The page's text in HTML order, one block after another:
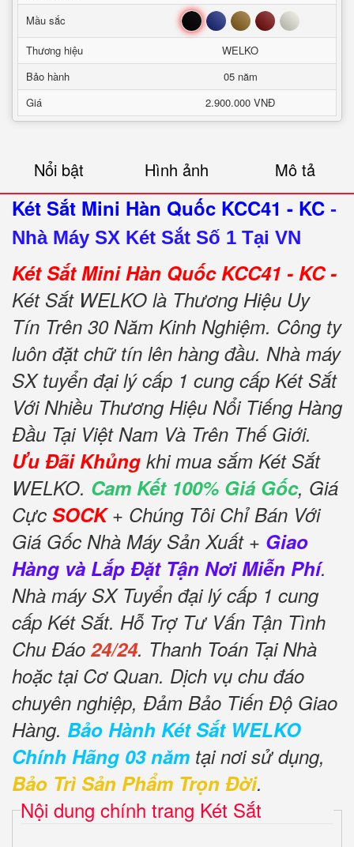
Mầu sắc Đen Xanh Nâu Đỏ Trắng
Thương hiệu
WELKO
Bảo hành
05 năm
Giá
2.900.000 VNĐ
Nổi bật Hình ảnh Mô tả
Két Sắt Mini Hàn Quốc KCC41 - KC -
Nhà Máy SX Két Sắt Số 1 Tại VN
Két Sắt Mini Hàn Quốc KCC41 - KC -
Két Sắt WELKO là Thương Hiệu Uy
Tín Trên 30 Năm Kinh Nghiệm. Công ty
luôn đặt chữ tín lên hàng đầu. Nhà máy
SX tuyển đại lý cấp 1 cung cấp Két Sắt
Với Nhiều Thương Hiệu Nổi Tiếng Hàng
Đầu Tại Việt Nam Và Trên Thế Giới.
Ưu Đãi Khủng khi mua sắm Két Sắt
WELKO. Cam Kết 100% Giá Gốc, Giá
Cực SOCK+ Chúng Tôi Chỉ Bán Với
Giá Gốc Nhà Máy Sản Xuất + Giao
Hàng và Lắp Đặt Tận Nơi Miễn Phí.
Nhà máy SX Tuyển đại lý cấp 1 cung
cấp Két Sắt. Hỗ Trợ Tư Vấn Tận Tình
Chu Đáo 24/24. Thanh Toán Tại Nhà
hoặc tại Cơ Quan. Dịch vụ chu đáo
chuyên nghiệp, Đảm Bảo Tiến Độ Giao
Hàng. Bảo Hành Két Sắt WELKO
Chính Hãng 03 năm tại nơi sử dụng,
Bảo Trì Sản Phẩm Trọn Đời.
Nội dung chính trang Két Sắt